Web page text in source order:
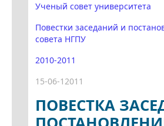
Ученый совет университета
Повестки заседаний и
совета НГПУ
2010-2011
15-06-12011
ПОВЕСТКА